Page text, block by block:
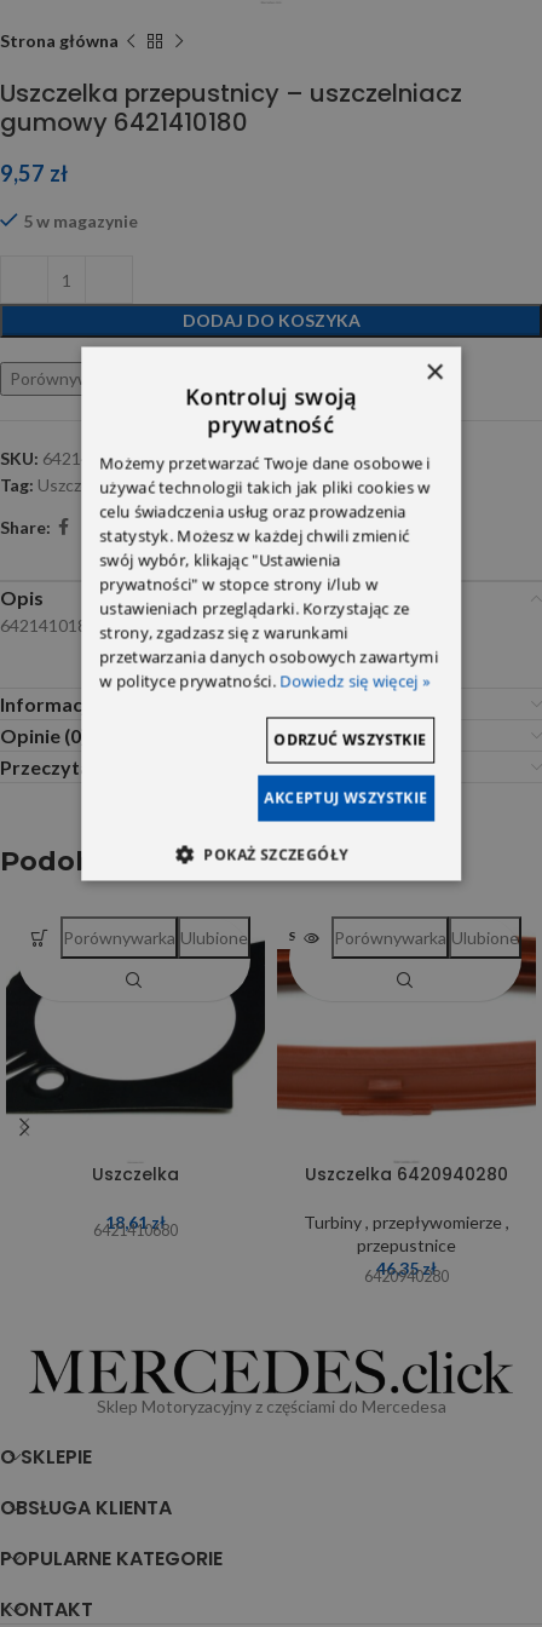
Strona główna
Uszczelka przepustnicy – uszczelniacz
gumowy 6421410180
9,57 zł
5 w magazynie
DODAJ DO KOSZYKA
Porównywarka
SKU: 6421410180
Tag: Uszczelnienia-OM642
Share:
Opis
6421410180
Informacje dodatkowe
Opinie (0)
Przeczytaj Przed Zakupem
Podobne produkty
Uszczelka
18,61zł
6421410680
Porównywarka Ulubione SOLD OUT
Uszczelka 6420940280
Turbiny , przepływomierze ,
przepustnice
46,35zł
6420940280
Porównywarka Ulubione
Sklep Motoryzacyjny z częściami do Mercedesa
O SKLEPIE
OBSŁUGA KLIENTA
POPULARNE KATEGORIE
KONTAKT
×
Kontroluj swoją
prywatność
Możemy przetwarzać Twoje dane osobowe i
używać technologii takich jak pliki cookies w
celu świadczenia usług oraz prowadzenia
statystyk. Możesz w każdej chwili zmienić
swój wybór, klikając "Ustawienia
prywatności" w stopce strony i/lub w
ustawieniach przeglądarki. Korzystając ze
strony, zgadzasz się z warunkami
przetwarzania danych osobowych zawartymi
w polityce prywatności. Dowiedz się więcej »
AKCEPTUJ WSZYSTKIE
ODRZUĆ WSZYSTKIE
POKAŻ SZCZEGÓŁY